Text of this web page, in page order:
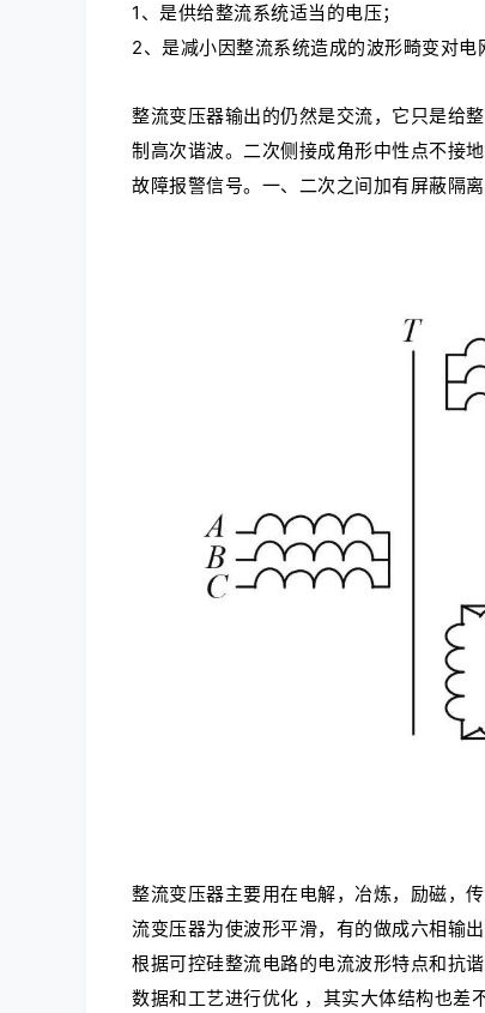
1、是供给整流系统适当的电压；
2、是减小因整流系统造成的波形畸变对电
整流变压器输出的仍然是交流，它只是给
制高次谐波。二次侧接成角形中性点不接
故障报警信号。一、二次之间加有屏蔽隔离
整流变压器主要用在电解，冶炼，励磁，
流变压器为使波形平滑，有的做成六相输
根据可控硅整流电路的电流波形特点和抗
数据和工艺进行优化 ，其实大体结构也差不